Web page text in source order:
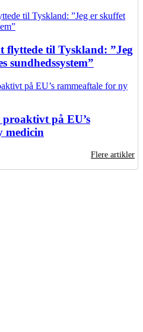
flyttede til Tyskland: ”Jeg
sundhedssystem”
på EU’s
medicin
Flere artikler